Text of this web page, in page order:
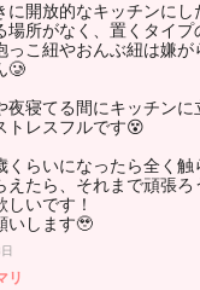
に開放的なキッチンにし
場所がなく、置くタイプ
っこ紐やおんぶ紐は嫌
🥲
夜寝てる間にキッチンに
トレスフルです😵
くらいになったら全く触
えたら、それまで頑張
いです！
いします🥹
リ